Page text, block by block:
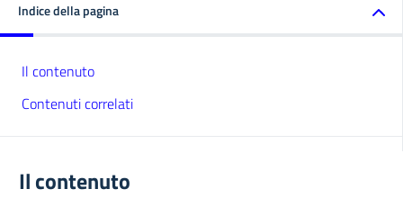
Indice della pagina
Il contenuto
Contenuti correlati
Il contenuto